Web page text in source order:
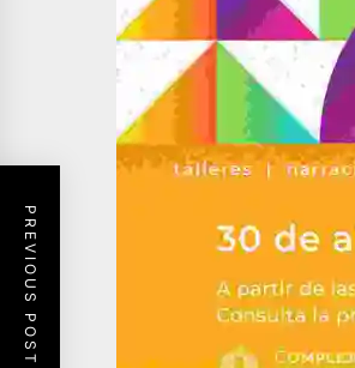
PREVIOUS POST